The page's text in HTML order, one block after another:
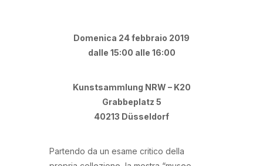
Domenica 24 febbraio 2019
dalle 15:00 alle 16:00
Kunstsammlung NRW – K20
Grabbeplatz 5
40213 Düsseldorf
Partendo da un esame critico della